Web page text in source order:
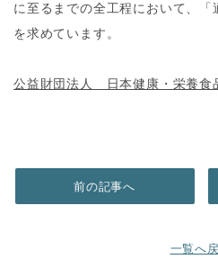
に至るまでの全工程において、「
を求めています。
公益財団法人 日本健康・栄養食
前の記事へ
一覧へ